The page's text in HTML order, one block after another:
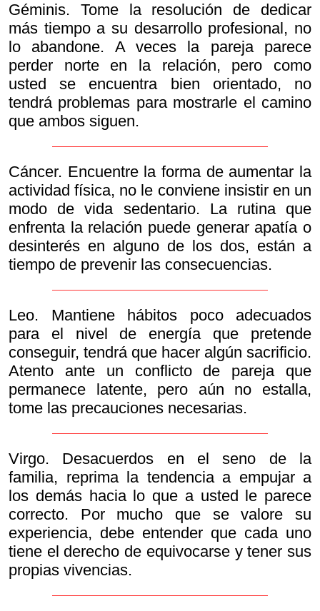
Géminis. Tome la resolución de dedicar
más tiempo a su desarrollo profesional, no
lo abandone. A veces la pareja parece
perder norte en la relación, pero como
usted se encuentra bien orientado, no
tendrá problemas para mostrarle el camino
que ambos siguen.
Cáncer. Encuentre la forma de aumentar la
actividad física, no le conviene insistir en un
modo de vida sedentario. La rutina que
enfrenta la relación puede generar apatía o
desinterés en alguno de los dos, están a
tiempo de prevenir las consecuencias.
Leo. Mantiene hábitos poco adecuados
para el nivel de energía que pretende
conseguir, tendrá que hacer algún sacrificio.
Atento ante un conflicto de pareja que
permanece latente, pero aún no estalla,
tome las precauciones necesarias.
Virgo. Desacuerdos en el seno de la
familia, reprima la tendencia a empujar a
los demás hacia lo que a usted le parece
correcto. Por mucho que se valore su
experiencia, debe entender que cada uno
tiene el derecho de equivocarse y tener sus
propias vivencias.